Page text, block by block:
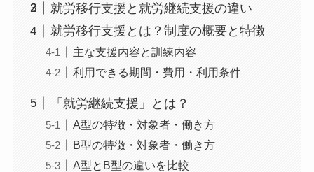
就労移行支援と就労継続支援の違い
就労移行支援とは？制度の概要と特徴
主な支援内容と訓練内容
利用できる期間・費用・利用条件
「就労継続支援」とは？
A型の特徴・対象者・働き方
B型の特徴・対象者・働き方
A型とB型の違いを比較